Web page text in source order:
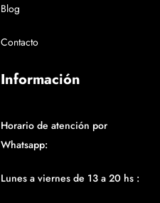
Blog
Contacto
Información
Horario de atención por
Whatsapp:
Lunes a viernes de 13 a 20 hs :